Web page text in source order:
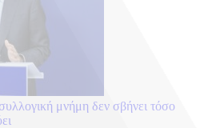
μνήμη δεν σβήνει τόσο